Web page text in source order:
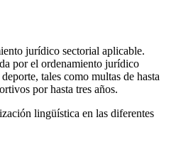
jurídico sectorial aplicable.
por el ordenamiento jurídico
tales como multas de hasta
por hasta tres años.
lingüística en las diferentes